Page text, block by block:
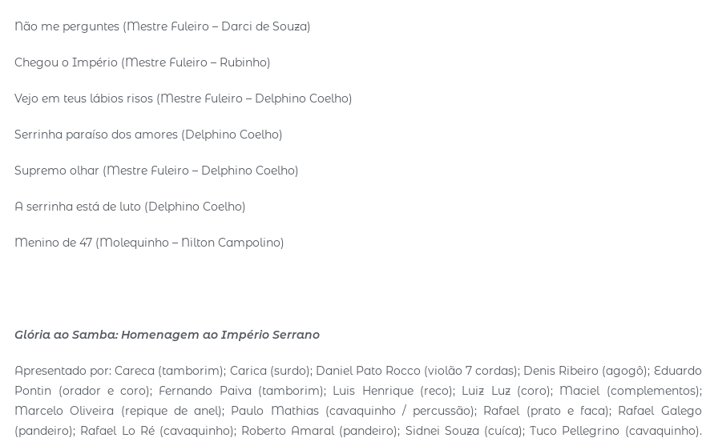
Não me perguntes (Mestre Fuleiro – Darci de Souza)
Chegou o Império (Mestre Fuleiro – Rubinho)
Vejo em teus lábios risos (Mestre Fuleiro – Delphino Coelho)
Serrinha paraíso dos amores (Delphino Coelho)
Supremo olhar (Mestre Fuleiro – Delphino Coelho)
A serrinha está de luto (Delphino Coelho)
Menino de 47 (Molequinho – Nilton Campolino)
Glória ao Samba: Homenagem ao Império Serrano
Apresentado por: Careca (tamborim); Carica (surdo); Daniel Pato Rocco (violão 7 cordas); Denis Ribeiro (agogô); Eduardo
Pontin (orador e coro); Fernando Paiva (tamborim); Luis Henrique (reco); Luiz Luz (coro); Maciel (complementos);
Marcelo Oliveira (repique de anel); Paulo Mathias (cavaquinho / percussão); Rafael (prato e faca); Rafael Galego
(pandeiro); Rafael Lo Ré (cavaquinho); Roberto Amaral (pandeiro); Sidnei Souza (cuíca); Tuco Pellegrino (cavaquinho).